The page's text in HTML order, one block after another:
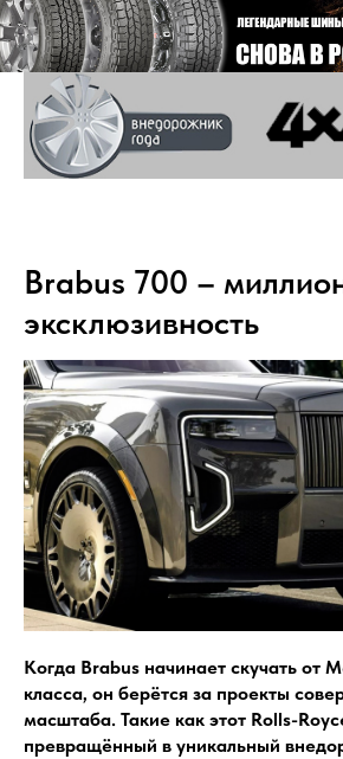
Brabus 700 –
эксклюзивность
Когда Brabus начинает скучать от
класса, он берётся за проекты
масштаба. Такие как этот Rolls-
превращённый в уникальный